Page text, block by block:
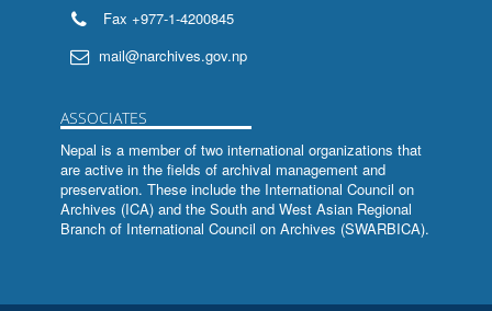
श्रीभगवच्चन्द्रिका
प्रतिष्ठालक्षणसारसमुच्चय: तस्यायम
प्रतिष्ठालक्षणसारसमुच्चय:
The Archives Movement and Nepal
Catalogue of 'Guthi Papers'
Fax +977-1-4200845
mail@narchives.gov.np
ASSOCIATES
Nepal is a member of two international organizations that
are active in the fields of archival management and
preservation. These include the International Council on
Archives (ICA) and the South and West Asian Regional
Branch of International Council on Archives (SWARBICA).